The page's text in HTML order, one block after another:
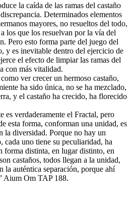
la caída de las ramas del castaño
Determinados elementos
mayores, no resueltos del todo,
los que los resuelvan por la vía del
Pero esto forma parte del juego del
y es inevitable dentro del ejercicio de
el efecto de limpiar las ramas del
con más vitalidad.
ver crecer un hermoso castaño,
ha sido única, no se ha mezclado,
y el castaño ha crecido, ha florecido
es verdaderamente el Fractal, pero
esta forma, conforman una unidad, es
la diversidad. Porque no hay un
cada uno tiene su peculiaridad, ha
forma distinta, en lugar distinto, en
castaños, todos llegan a la unidad,
la auténtica separación, porque ahí
Aium Om TAP 188.